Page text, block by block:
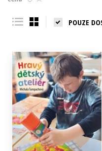
Young adult (SK)
POUZE